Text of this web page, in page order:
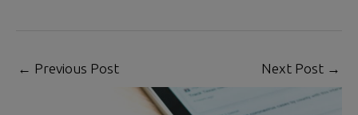
← Previous Post Next Post →